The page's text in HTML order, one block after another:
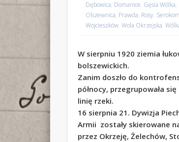
Dębowica, Domanice, Gęsia Wólka,
Olszewnica, Prawda, Rosy,
Wojcieszków,Wola Okrzejska,
W sierpniu 1920 ziemia
bolszewickich.
Zanim doszło do
północy, przegrupowała
linię rzeki.
16 sierpnia 21. Dywizja
Armii zostały skierowane
przez Okrzeję, Żelechów,